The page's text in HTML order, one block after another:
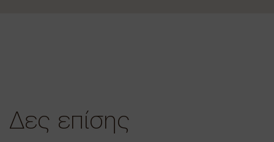
Δες επίσης